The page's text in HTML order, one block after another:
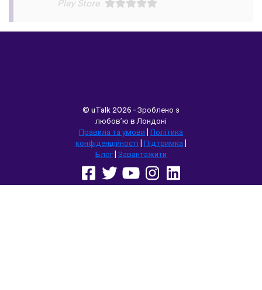
apps I’ve used that combines that with
helpful for learning sentence structure and
memorizing multiple vocabulary words in
one go. Overall I love this app, and I’m
grateful that you don’t have to pay to
access all the courses like some apps.
However, I love this app so much that I